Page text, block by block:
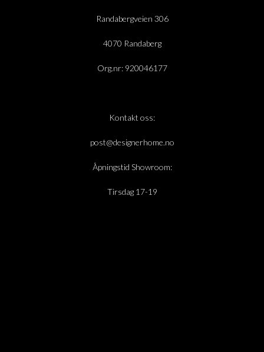
Randabergveien 306
4070 Randaberg
Org.nr: 920046177
Kontakt oss:
post@designerhome.no
Åpningstid Showroom:
Tirsdag 17-19